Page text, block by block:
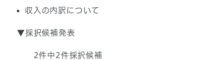
収入の内訳について
▼採択候補発表
2件中2件採択候補